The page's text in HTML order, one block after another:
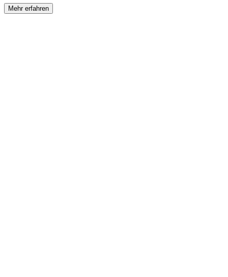
Mehr erfahren